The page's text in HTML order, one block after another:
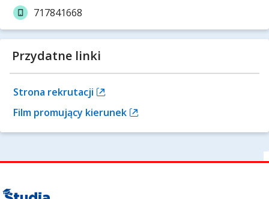
717841668
Przydatne linki
Strona rekrutacji
Film promujący kierunek